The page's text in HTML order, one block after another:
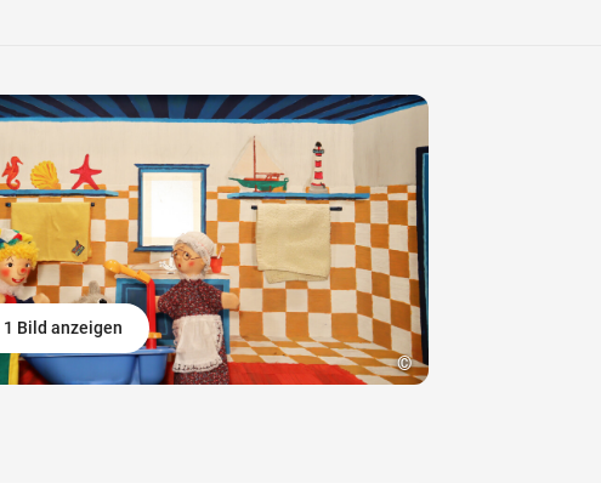
©
1 Bild anzeigen